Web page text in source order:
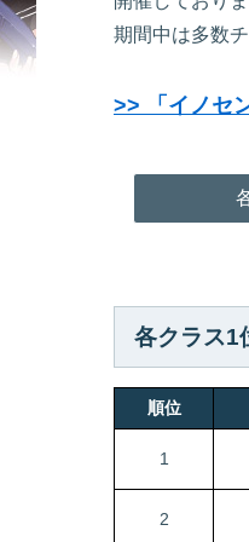
期間中は多数
>> 「イノセ
各クラス1
順位
1
2